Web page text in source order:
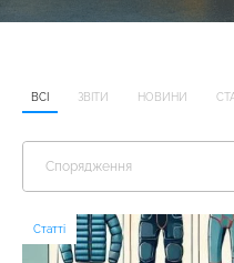
ВСІ ЗВІТИ НОВИНИ
Спорядження
Статті